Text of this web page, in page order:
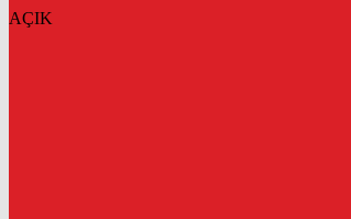
AÇIK